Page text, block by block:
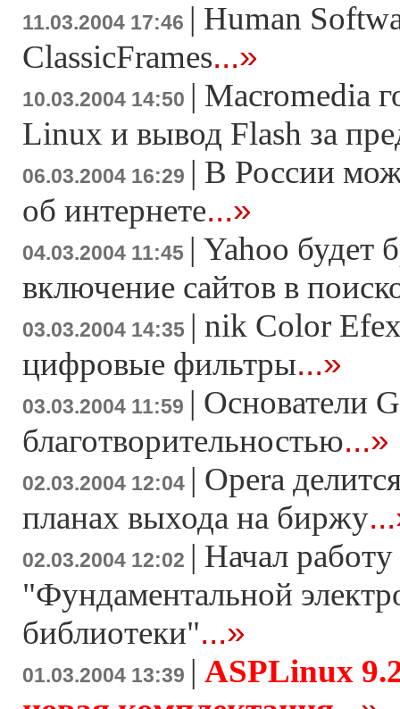
11.03.2004 17:46 | Human
ClassicFrames...»
10.03.2004 14:50 | Macromedia
Linux и вывод Flash за
06.03.2004 16:29 | В России
об интернете...»
04.03.2004 11:45 | Yahoo будет
включение сайтов в
03.03.2004 14:35 | nik Color
цифровые фильтры...»
03.03.2004 11:59 | Основатели
благотворительностью...»
02.03.2004 12:04 | Opera
планах выхода на биржу
02.03.2004 12:02 | Начал
"Фундаментальной
библиотеки"...»
01.03.2004 13:39 | ASPLinux